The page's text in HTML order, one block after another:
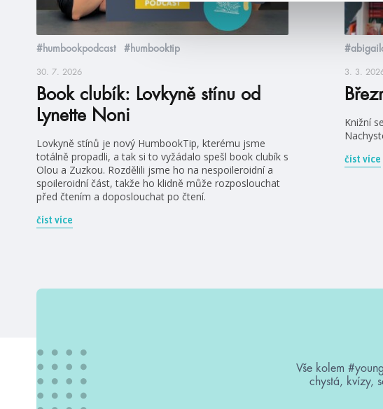
#humbookpodcast #humbooktip
30. 7. 2026
Book clubík: Lovkyně stínu od
Lynette Noni
Lovkyně stínů je nový HumbookTip, kterému jsme
totálně propadli, a tak si to vyžádalo spešl book clubík s
Olou a Zuzkou. Rozdělili jsme ho na nespoileroidní a
spoileroidní část, takže ho klidně může rozposlouchat
před čtením a doposlouchat po čtení.
číst více
3. 3.
Knižní
číst více
Vše kolem
chystá, kvízy,